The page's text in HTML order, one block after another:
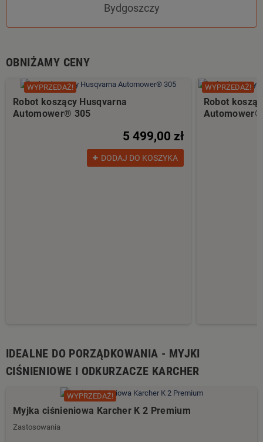
Bydgoszczy
OBNIŻAMY CENY
WYPRZEDAŻ!
Robot koszący Husqvarna
Automower® 305
5 499,00 zł
DODAJ DO KOSZYKA
WYPRZEDAŻ!
Robot
IDEALNE DO PORZĄDKOWANIA - MYJKI
CIŚNIENIOWE I ODKURZACZE KARCHER
WYPRZEDAŻ!
Myjka ciśnieniowa Karcher K 2 Premium
Zastosowania